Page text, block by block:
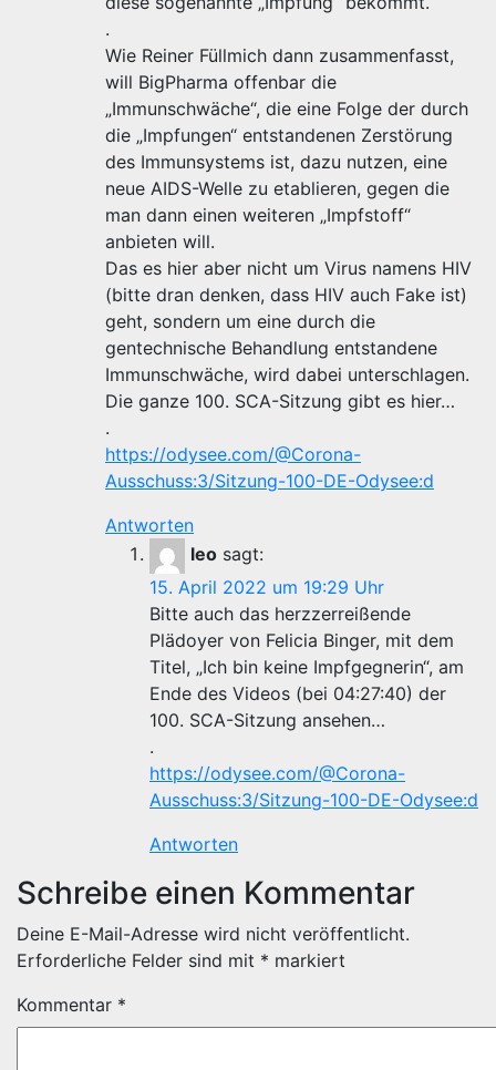
.
Wie Reiner Füllmich dann zusammenfasst,
will BigPharma offenbar die
„Immunschwäche“, die eine Folge der durch
die „Impfungen“ entstandenen Zerstörung
des Immunsystems ist, dazu nutzen, eine
neue AIDS-Welle zu etablieren, gegen die
man dann einen weiteren „Impfstoff“
anbieten will.
Das es hier aber nicht um Virus namens HIV
(bitte dran denken, dass HIV auch Fake ist)
geht, sondern um eine durch die
gentechnische Behandlung entstandene
Immunschwäche, wird dabei unterschlagen.
Die ganze 100. SCA-Sitzung gibt es hier…
.
https://odysee.com/@Corona-
Ausschuss:3/Sitzung-100-DE-Odysee:d
Antworten
leo sagt:
15. April 2022 um 19:29 Uhr
Bitte auch das herzzerreißende
Plädoyer von Felicia Binger, mit dem
Titel, „Ich bin keine Impfgegnerin“, am
Ende des Videos (bei 04:27:40) der
100. SCA-Sitzung ansehen…
.
https://odysee.com/@Corona-
Ausschuss:3/Sitzung-100-DE-Odysee:d
Antworten
Schreibe einen Kommentar
Deine E-Mail-Adresse wird nicht veröffentlicht.
Erforderliche Felder sind mit * markiert
Kommentar *